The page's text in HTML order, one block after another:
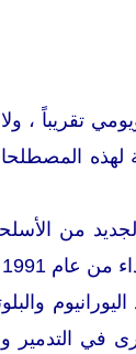
تقريباً ،
لهذه
من
الحالي .
في التدمير